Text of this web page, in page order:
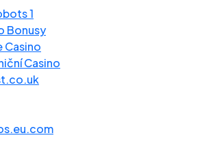
1
Bonusy
Casino
Casino